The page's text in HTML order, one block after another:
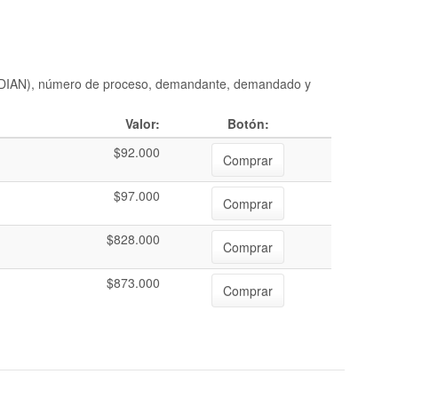
número de proceso, demandante, demandado y
Valor:
Botón:
$92.000
Comprar
$97.000
Comprar
$828.000
Comprar
$873.000 Comprar